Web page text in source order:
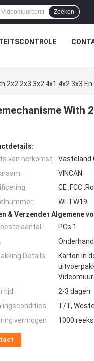
Zoeken
2x3 3x2 4x1 4x2 3x3 En
With
van herkomst:
Vasteland
VINCAN
CE ,FCC
Wl-TW19
& Verzenden Algemene
bestelaantal:
PCs 1
Details:
Karton in
2-3 dagen
T/T,
vermogen:
1000